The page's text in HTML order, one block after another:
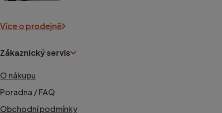
Více o prodejně
Zákaznický servis
O nákupu
Poradna / FAQ
Obchodní podmínky